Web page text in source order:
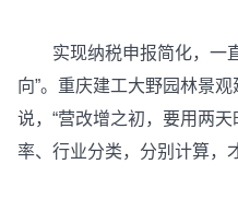
实现纳税申报简化，一直
向”。重庆建工大野园林景
说，“营改增之初，要用两
率、行业分类，分别计算，